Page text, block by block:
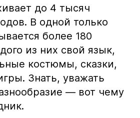
до 4 тысяч
В одной только
более 180
из них свой язык,
костюмы, сказки,
Знать, уважать
— вот чему